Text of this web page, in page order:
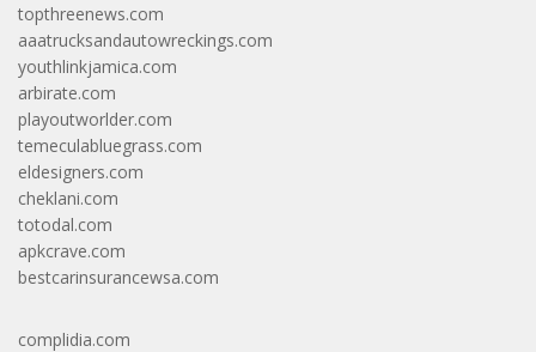
topthreenews.com
aaatrucksandautowreckings.com
youthlinkjamica.com
arbirate.com
playoutworlder.com
temeculabluegrass.com
eldesigners.com
cheklani.com
totodal.com
apkcrave.com
bestcarinsurancewsa.com
complidia.com